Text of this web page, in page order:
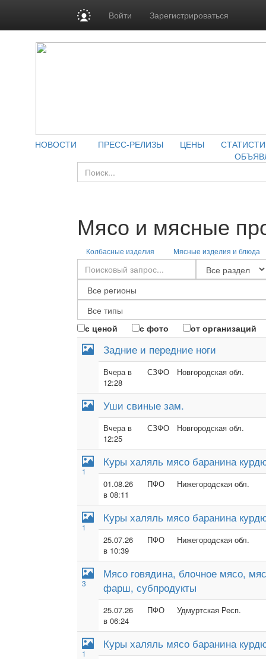
Войти Зарегистрироваться
НОВОСТИ ПРЕСС-РЕЛИЗЫ ЦЕНЫ
Мясо и мясные
Колбасные изделия Мясные изделия и блюда
с ценой с фото от организаций
Задние и передние ноги
Вчера в
12:28
СЗФО Новгородская обл.
Уши свиные зам.
Вчера в
12:25
СЗФО Новгородская обл.
1
Куры халяль мясо баранина
01.08.26
в 08:11
ПФО Нижегородская обл.
1
Куры халяль мясо баранина
25.07.26
в 10:39
ПФО Нижегородская обл.
3
Мясо говядина, блочное мясо,
фарш, субпродукты
25.07.26
в 06:24
ПФО Удмуртская Респ.
1
Куры халяль мясо баранина